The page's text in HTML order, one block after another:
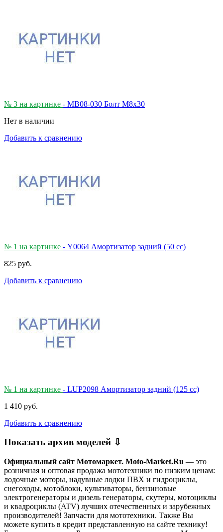
№ 3 на картинке - MB08-030 Болт М8х30
Нет в наличии
Добавить к сравнению
№ 1 на картинке - Y0064 Амортизатор задний (50 cc)
825 руб.
Добавить к сравнению
№ 1 на картинке - LUP2098 Амортизатор задний (125 cc)
1 410 руб.
Добавить к сравнению
Показать архив моделей ⇩
Официальный сайт Мотомаркет. Moto-Market.Ru — это
розничная и оптовая продажа мототехники по низким ценам:
лодочные моторы, надувные лодки ПВХ и гидроциклы,
снегоходы, мотоблоки, культиваторы, бензиновые
электрогенераторы и дизель генераторы, скутеры, мотоциклы
и квадроциклы (ATV) лучших отечественных и зарубежных
производителей! Запчасти для мототехники. Также Вы
можете купить в кредит представленную на сайте технику!